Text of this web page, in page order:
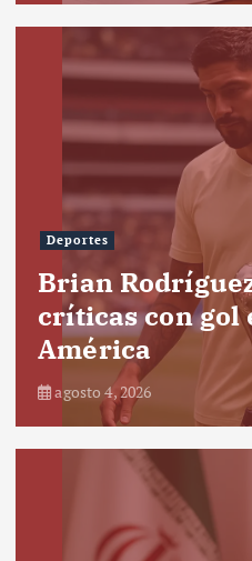
Deportes
Brian
críticas con
América
agosto 4, 2026